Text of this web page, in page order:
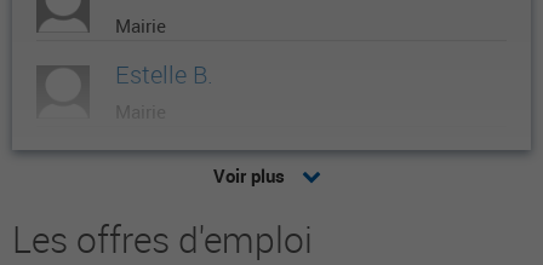
Mairie
Estelle B.
Duangila M.
Garry H.
Voir plus
Les offres d'emploi